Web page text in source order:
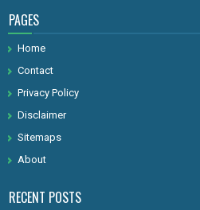
PAGES
Home
Contact
Privacy Policy
Disclaimer
Sitemaps
About
RECENT POSTS